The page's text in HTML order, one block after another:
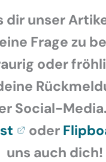
dir unser
Frage zu
oder
Social-
oder
uns auch dich!